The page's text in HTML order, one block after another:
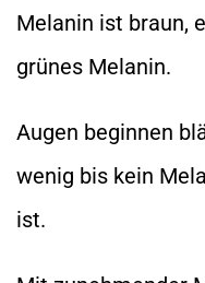
Melanin ist braun,
grünes Melanin.
Augen beginnen
wenig bis kein
ist.